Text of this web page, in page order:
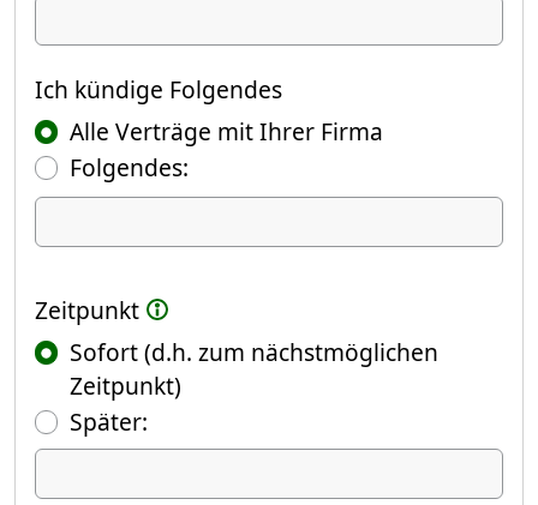
Ich kündige
Ich kündige Folgendes
Alle Verträge mit Ihrer Firma
Folgendes:
Ich kündige Folgendes
Zeitpunkt
Sofort (d.h. zum nächstmöglichen
Zeitpunkt)
Später:(Fokus springt automatisch ins
Datum